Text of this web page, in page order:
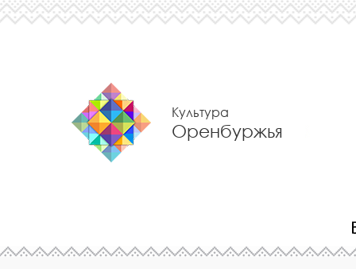
Культура
Оренбуржья